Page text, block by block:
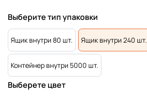
Выберите тип упаковки
Ящик внутри 80 шт. Ящик внутри 240 шт.
Контейнер внутри 5000 шт.
Выберете цвет